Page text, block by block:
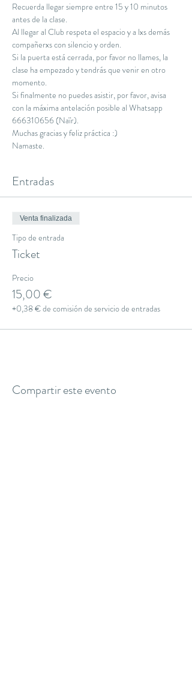
Recuerda llegar siempre entre 15 y 10 minutos
antes de la clase.
Al llegar al Club respeta el espacio y a lxs demás
compañerxs con silencio y orden.
Si la puerta está cerrada, por favor no llames, la
clase ha empezado y tendrás que venir en otro
momento.
Si finalmente no puedes asistir, por favor, avisa
con la máxima antelación posible al Whatsapp
666310656 (Naïr).
Muchas gracias y feliz práctica :)
Namaste.
Entradas
Venta finalizada
Tipo de entrada
Ticket
Precio
15,00 €
+0,38 € de comisión de servicio de entradas
Compartir este evento